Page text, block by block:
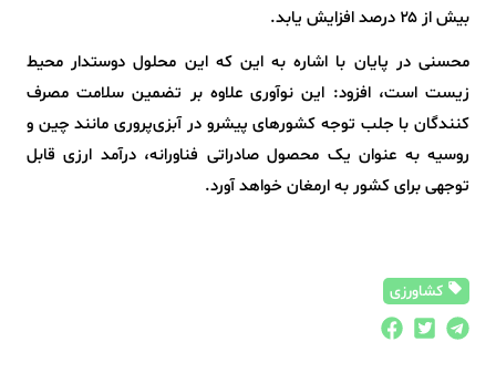
بیش از ۲۵ درصد افزایش یابد.
محسنی در پایان با اشاره به این که این محلول دوستدار محیط
زیست است، افزود: این نوآوری علاوه بر تضمین سلامت مصرف
کنندگان با جلب توجه کشورهای پیشرو در آبزی‌پروری مانند چین و
روسیه به عنوان یک محصول صادراتی فناورانه، درآمد ارزی قابل
توجهی برای کشور به ارمغان خواهد آورد.
کشاورزی